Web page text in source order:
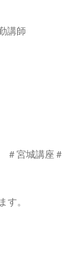
講師
＃宮城講座＃
す。